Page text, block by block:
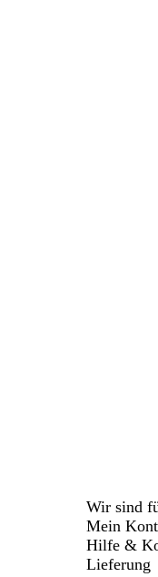
Wir sind
Mein
Hilfe &
Lieferung